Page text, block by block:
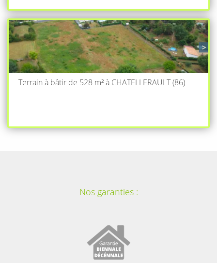
Terrain à bâtir de 528 m² à CHATELLERAULT (86)
Nos garanties :